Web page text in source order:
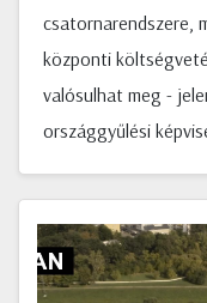
csatornarendszere,
központi
valósulhat meg -
országgyűlési